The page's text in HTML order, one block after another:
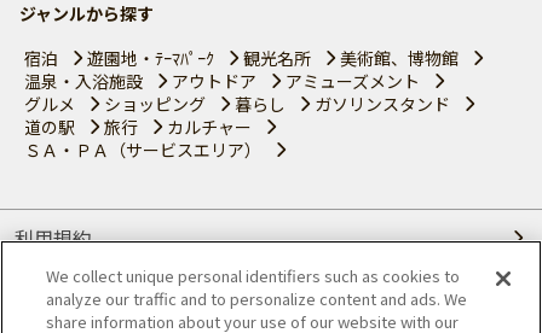
ジャンルから探す
宿泊
遊園地・ﾃｰﾏﾊﾟｰｸ 観光名所
美術館、博物館
温泉・入浴施設
アウトドア
アミューズメント
グルメ
ショッピング 暮らし
ガソリンスタンド
道の駅
旅行
カルチャー
ＳＡ・ＰＡ（サービスエリア）
利用規約
個人情報の取り扱いについて
We collect unique personal identifiers such as cookies to
analyze our traffic and to personalize content and ads. We
share information about your use of our website with our